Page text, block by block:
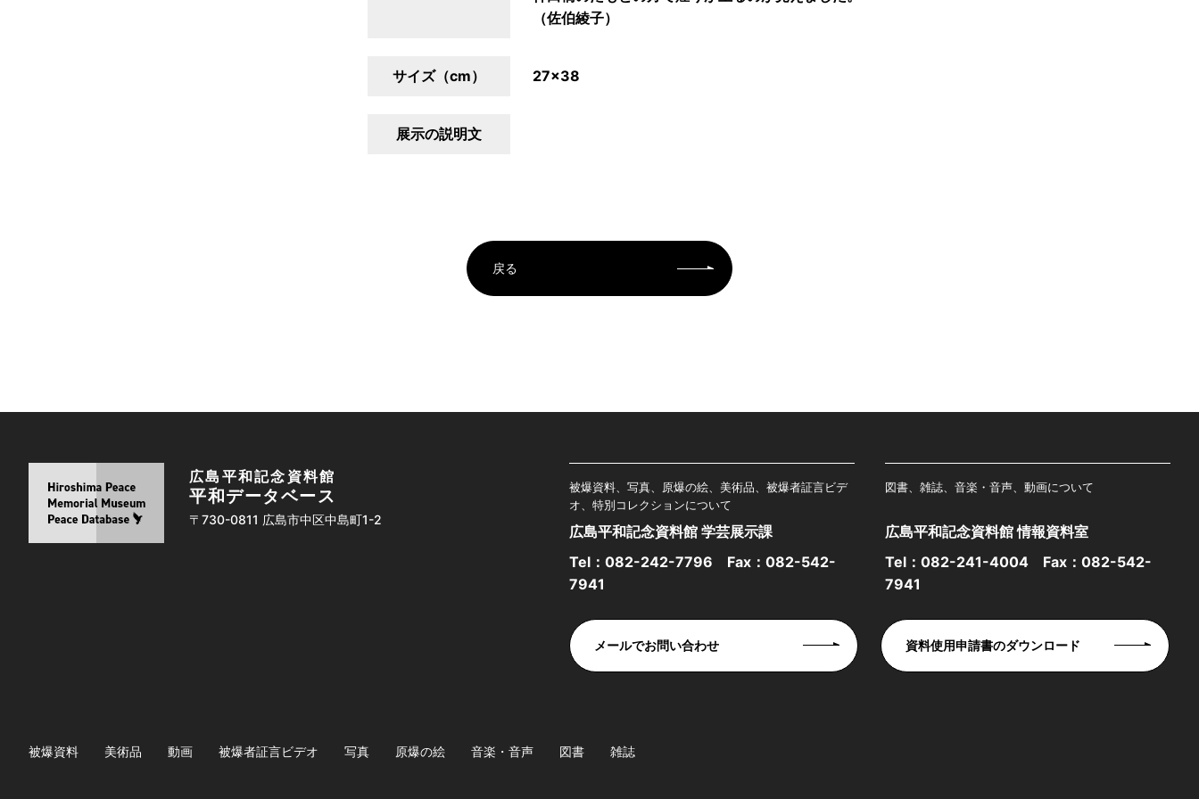
（佐伯綾子）
サイズ（cm） 27×38
展示の説明文
戻る
広島平和記念資料館
平和データベース
〒730-0811 広島市中区中島町1-2
被爆資料、写真、原爆の絵、美術品、被爆者証言ビデ
オ、特別コレクションについて
広島平和記念資料館 学芸展示課
Tel： 082-242-7796 Fax：082-542-
7941
図書、雑誌、音楽・音声、動画について
広島平和記念資料館 情報資料室
Tel： 082-241-4004 Fax：082-542-
7941
メールでお問い合わせ 資料使用申請書のダウンロード
被爆資料 美術品 動画 被爆者証言ビデオ 写真 原爆の絵 音楽・音声 図書 雑誌